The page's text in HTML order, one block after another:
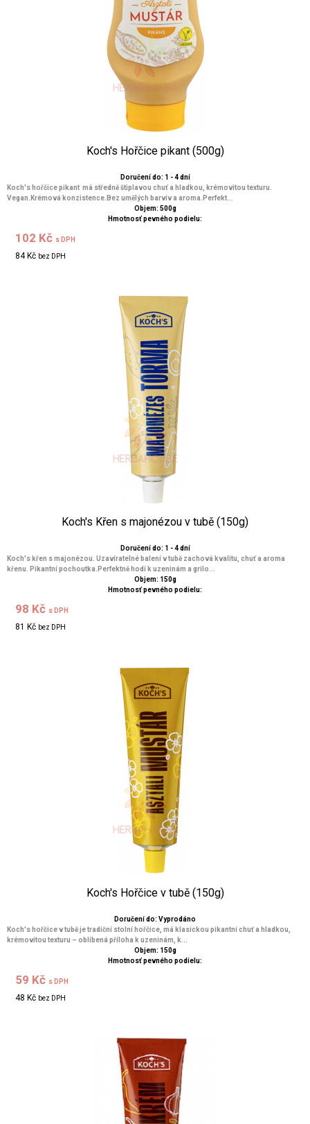
Koch's Hořčice pikant (500g)
Doručení do: 1 - 4 dní
Koch's hořčice pikant má středně štiplavou chuť a hladkou, krémovitou texturu.
Vegan.Krémová konzistence.Bez umělých barviv a aroma.Perfekt...
Objem: 500g
Hmotnosť pevného podielu:
102 Kč s DPH
84 Kč bez DPH
Koch's Křen s majonézou v tubě (150g)
Doručení do: 1 - 4 dní
Koch's křen s majonézou. Uzavíratelné balení v tubě zachová kvalitu, chuť a aroma
křenu. Pikantní pochoutka.Perfektně hodí k uzeninám a grilo...
Objem: 150g
Hmotnosť pevného podielu:
98 Kč s DPH
81 Kč bez DPH
Koch's Hořčice v tubě (150g)
Doručení do: Vyprodáno
Koch's hořčice v tubě je tradiční stolní hořčice, má klasickou pikantní chuť a hladkou,
krémovitou texturu – oblíbená příloha k uzeninám, k...
Objem: 150g
Hmotnosť pevného podielu:
59 Kč s DPH
48 Kč bez DPH